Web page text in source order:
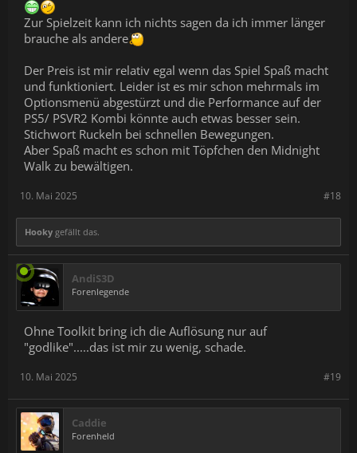
Zur Spielzeit kann ich nichts sagen da ich immer länger
brauche als andere
Der Preis ist mir relativ egal wenn das Spiel Spaß macht
und funktioniert. Leider ist es mir schon mehrmals im
Optionsmenü abgestürzt und die Performance auf der
PS5/ PSVR2 Kombi könnte auch etwas besser sein.
Stichwort Ruckeln bei schnellen Bewegungen.
Aber Spaß macht es schon mit Töpfchen den Midnight
Walk zu bewältigen.
#18
10. Mai 2025
Hooky gefällt das.
AndiS3D
Forenlegende
Ohne Toolkit bring ich die Auflösung nur auf
"godlike".....das ist mir zu wenig, schade.
#19
10. Mai 2025
Caddie
Forenheld